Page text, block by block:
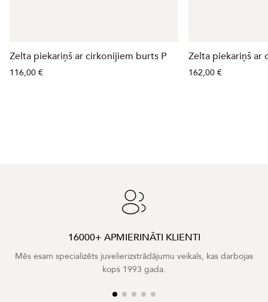
Zelta piekariņš ar cirkonijiem burts P
116,00 €
Zelta piekariņš ar
162,00 €
16000+ APMIERINĀTI KLIENTI
Mēs esam specializēts juvelierizstrādājumu veikals, kas darbojas
kopš 1993 gada.